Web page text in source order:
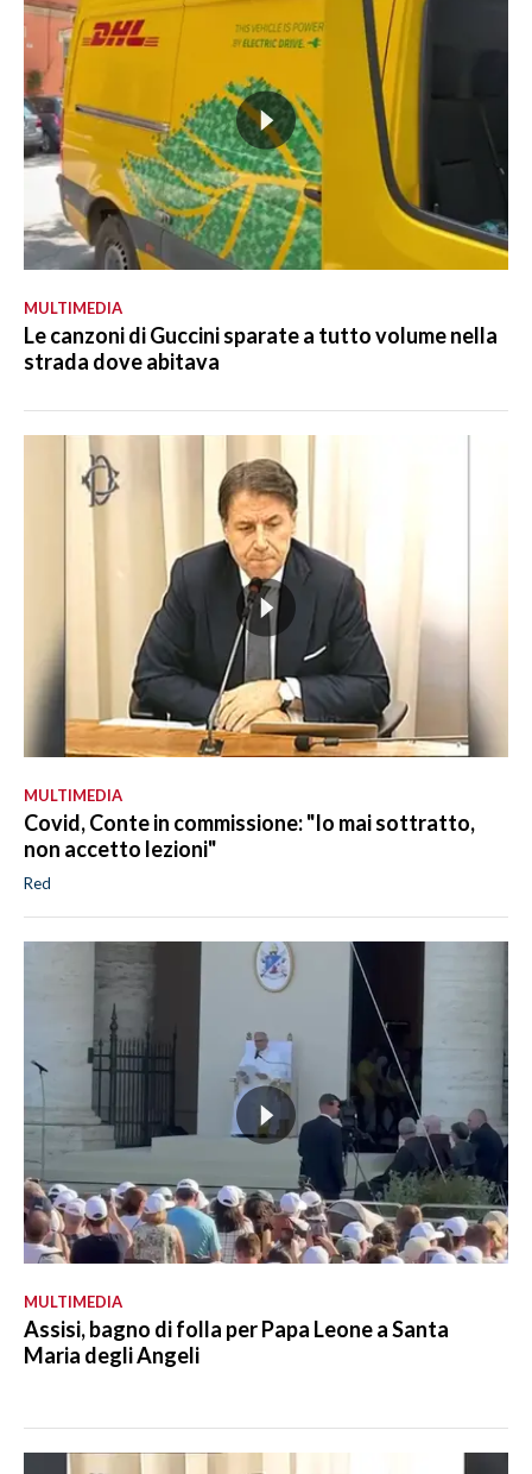
MULTIMEDIA
Le canzoni di Guccini sparate a tutto volume nella
strada dove abitava
MULTIMEDIA
Covid, Conte in commissione: "Io mai sottratto,
non accetto lezioni"
Red
MULTIMEDIA
Assisi, bagno di folla per Papa Leone a Santa
Maria degli Angeli